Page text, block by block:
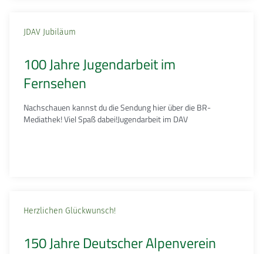
JDAV Jubiläum
100 Jahre Jugendarbeit im
Fernsehen
Nachschauen kannst du die Sendung hier über die BR-
Mediathek! Viel Spaß dabei!Jugendarbeit im DAV
Herzlichen Glückwunsch!
150 Jahre Deutscher Alpenverein